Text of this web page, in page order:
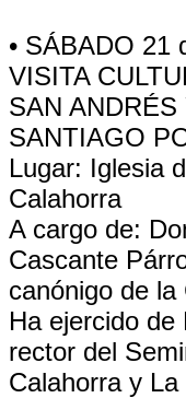
• SÁBADO 21
VISITA
SAN
SANTIAGO
Lugar: Iglesia
Calahorra
A cargo de:
Cascante
canónigo de la
Ha ejercido de
rector del
Calahorra y